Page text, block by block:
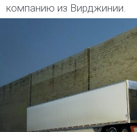
компанию из Вирджинии.